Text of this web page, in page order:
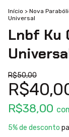
Início > Nova
Universal
Lnbf Ku
R$50,00
R$38,00
5% de desconto